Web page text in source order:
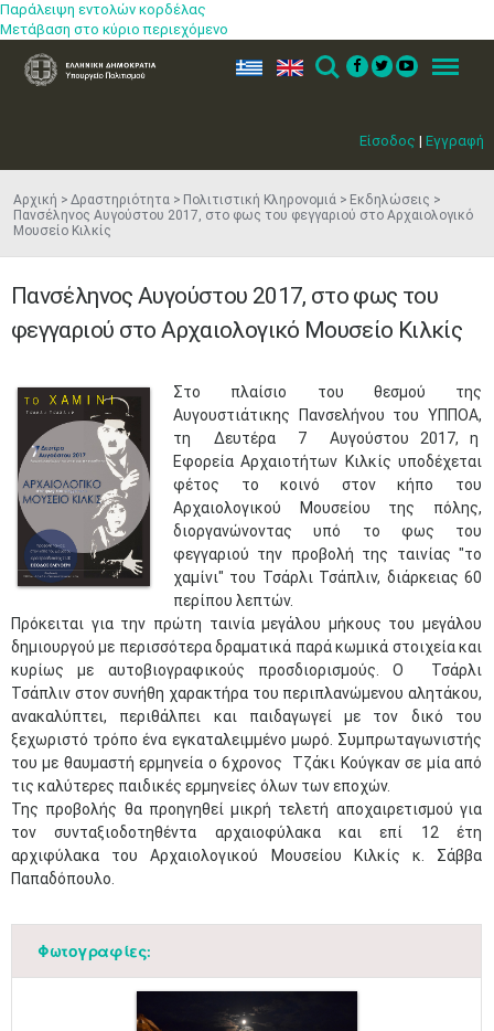
Παράλειψη εντολών κορδέλας
Μετάβαση στο κύριο περιεχόμενο
Είσοδος | Εγγραφή
ελ en Search Menu
Αρχική Δραστηριότητα Πολιτιστική Κληρονομιά
Εκδηλώσεις
Πανσέληνος Αυγούστου 2017, στο φως του φεγγαριού στο Αρχαιολογικό
Μουσείο Κιλκίς
Πανσέληνος Αυγούστου 2017, στο φως του
φεγγαριού στο Αρχαιολογικό Μουσείο Κιλκίς
Στο πλαίσιο του θεσμού της
Αυγουστιάτικης Πανσελήνου του ΥΠΠΟΑ,
τη Δευτέρα 7 Αυγούστου 2017, η
Εφορεία Αρχαιοτήτων Κιλκίς υποδέχεται
φέτος το κοινό στον κήπο του
Αρχαιολογικού Μουσείου της πόλης,
διοργανώνοντας υπό το φως του
φεγγαριού την προβολή της ταινίας "το
χαμίνι" του Τσάρλι Τσάπλιν, διάρκειας 60
περίπου λεπτών.
Πρόκειται για την πρώτη ταινία μεγάλου μήκους του μεγάλου
δημιουργού με περισσότερα δραματικά παρά κωμικά στοιχεία και
κυρίως με αυτοβιογραφικούς προσδιορισμούς. Ο Τσάρλι
Τσάπλιν στον συνήθη χαρακτήρα του περιπλανώμενου αλητάκου,
ανακαλύπτει, περιθάλπει και παιδαγωγεί με τον δικό του
ξεχωριστό τρόπο ένα εγκαταλειμμένο μωρό. Συμπρωταγωνιστής
του με θαυμαστή ερμηνεία ο 6χρονος Τζάκι Κούγκαν σε μία από
τις καλύτερες παιδικές ερμηνείες όλων των εποχών.
Της προβολής θα προηγηθεί μικρή τελετή αποχαιρετισμού για
τον συνταξιοδοτηθέντα αρχαιοφύλακα και επί 12 έτη
αρχιφύλακα του Αρχαιολογικού Μουσείου Κιλκίς κ. Σάββα
Παπαδόπουλο.
Φωτογραφίες: